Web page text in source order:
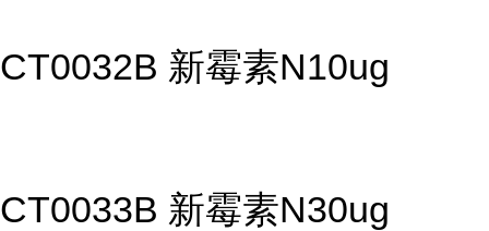
CT0032B 新霉素N10ug
CT0033B 新霉素N30ug